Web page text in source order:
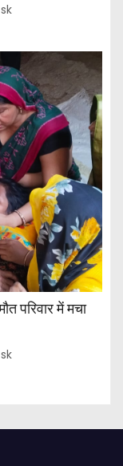
परिवार में मचा